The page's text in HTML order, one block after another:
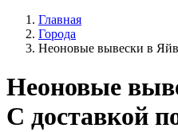
Главная
Города
Неоновые вывески в
Неоновые
С доставкой